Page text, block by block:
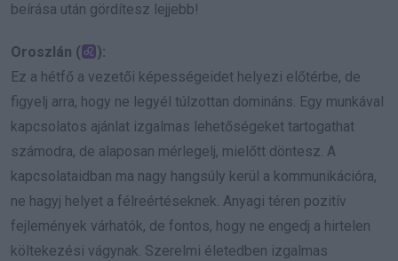
beírása után gördítesz lejjebb!
Oroszlán (
):
Ez a hétfő a vezetői képességeidet helyezi előtérbe, de
figyelj arra, hogy ne legyél túlzottan domináns. Egy munkával
kapcsolatos ajánlat izgalmas lehetőségeket tartogathat
számodra, de alaposan mérlegelj, mielőtt döntesz. A
kapcsolataidban ma nagy hangsúly kerül a kommunikációra,
ne hagyj helyet a félreértéseknek. Anyagi téren pozitív
fejlemények várhatók, de fontos, hogy ne engedj a hirtelen
költekezési vágynak. Szerelmi életedben izgalmas